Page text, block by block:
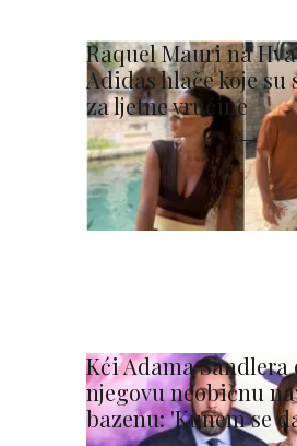
Raquel Mauri na
Adidas hlače koje su
za ljetne vrućine
Kći Adama
njegovu neobičnu
bazenu: 'Kunem se